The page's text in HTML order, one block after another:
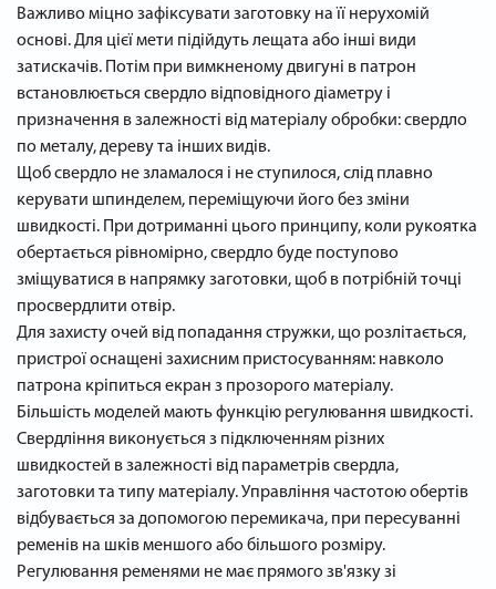
Важливо міцно зафіксувати заготовку на її нерухомій
основі. Для цієї мети підійдуть лещата або інші види
затискачів. Потім при вимкненому двигуні в патрон
встановлюється свердло відповідного діаметру і
призначення в залежності від матеріалу обробки: свердло
по металу, дереву та інших видів.
Щоб свердло не зламалося і не ступилося, слід плавно
керувати шпинделем, переміщуючи його без зміни
швидкості. При дотриманні цього принципу, коли рукоятка
обертається рівномірно, свердло буде поступово
зміщуватися в напрямку заготовки, щоб в потрібній точці
просвердлити отвір.
Для захисту очей від попадання стружки, що розлітається,
пристрої оснащені захисним пристосуванням: навколо
патрона кріпиться екран з прозорого матеріалу.
Більшість моделей мають функцію регулювання швидкості.
Свердління виконується з підключенням різних
швидкостей в залежності від параметрів свердла,
заготовки та типу матеріалу. Управління частотою обертів
відбувається за допомогою перемикача, при пересуванні
ременів на шків меншого або більшого розміру.
Регулювання ременями не має прямого зв'язку зі